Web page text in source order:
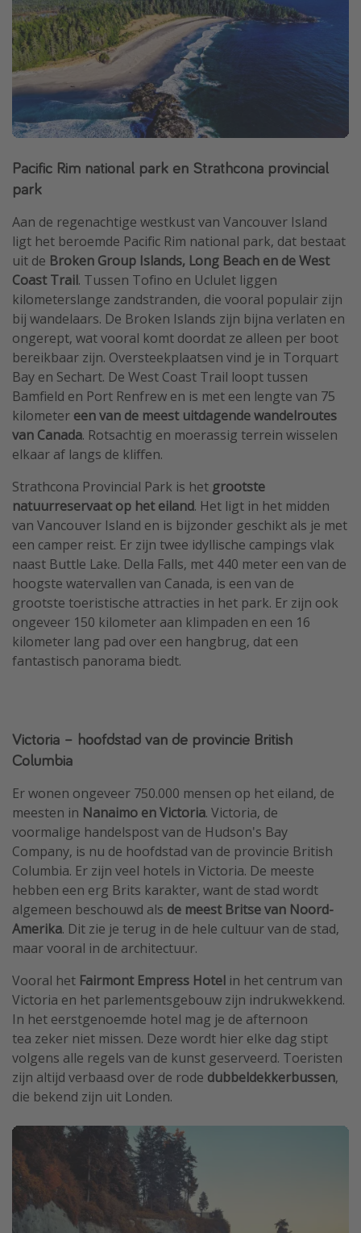
Pacific Rim national park en Strathcona provincial
park
Aan de regenachtige westkust van Vancouver Island
ligt het beroemde Pacific Rim national park, dat bestaat
uit de Broken Group Islands, Long Beach en de West
Coast Trail. Tussen Tofino en Uclulet liggen
kilometerslange zandstranden, die vooral populair zijn
bij wandelaars. De Broken Islands zijn bijna verlaten en
ongerept, wat vooral komt doordat ze alleen per boot
bereikbaar zijn. Oversteekplaatsen vind je in Torquart
Bay en Sechart. De West Coast Trail loopt tussen
Bamfield en Port Renfrew en is met een lengte van 75
kilometer een van de meest uitdagende wandelroutes
van Canada. Rotsachtig en moerassig terrein wisselen
elkaar af langs de kliffen.
Strathcona Provincial Park is het grootste
natuurreservaat op het eiland. Het ligt in het midden
van Vancouver Island en is bijzonder geschikt als je met
een camper reist. Er zijn twee idyllische campings vlak
naast Buttle Lake. Della Falls, met 440 meter een van de
hoogste watervallen van Canada, is een van de
grootste toeristische attracties in het park. Er zijn ook
ongeveer 150 kilometer aan klimpaden en een 16
kilometer lang pad over een hangbrug, dat een
fantastisch panorama biedt.
Victoria – hoofdstad van de provincie British
Columbia
Er wonen ongeveer 750.000 mensen op het eiland, de
meesten in Nanaimo en Victoria. Victoria, de
voormalige handelspost van de Hudson's Bay
Company, is nu de hoofdstad van de provincie British
Columbia. Er zijn veel hotels in Victoria. De meeste
hebben een erg Brits karakter, want de stad wordt
algemeen beschouwd als de meest Britse van Noord-
Amerika. Dit zie je terug in de hele cultuur van de stad,
maar vooral in de architectuur.
Vooral het Fairmont Empress Hotel in het centrum van
Victoria en het parlementsgebouw zijn indrukwekkend.
In het eerstgenoemde hotel mag je de afternoon
tea zeker niet missen. Deze wordt hier elke dag stipt
volgens alle regels van de kunst geserveerd. Toeristen
zijn altijd verbaasd over de rode dubbeldekkerbussen,
die bekend zijn uit Londen.